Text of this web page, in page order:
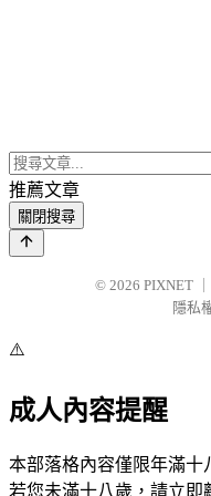
推薦文章
關閉搜尋
© 2026 PIXNET
隱私
⚠️
成人內容提醒
本部落格內容僅限年滿十
若您未滿十八歲，請立即